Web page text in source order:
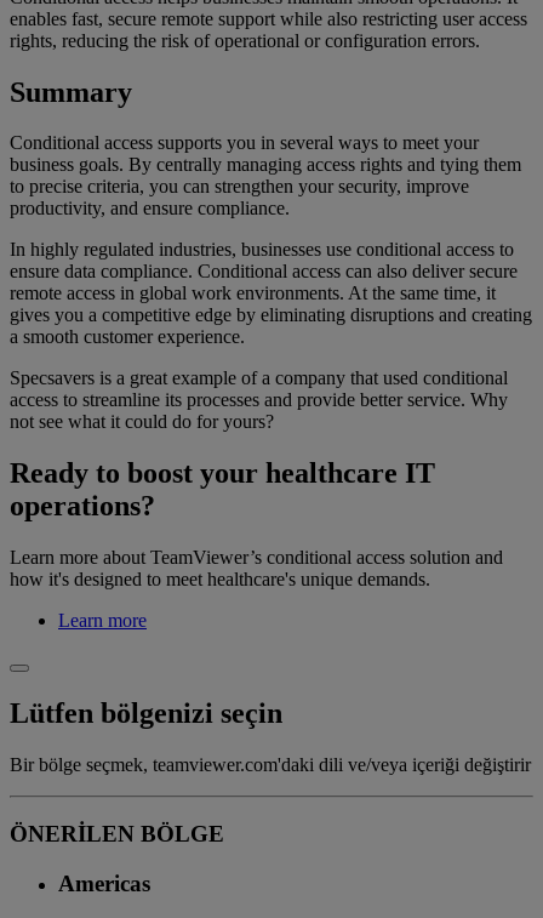
enables fast, secure remote support while also restricting user access
rights, reducing the risk of operational or configuration errors.
Summary
Conditional access supports you in several ways to meet your
business goals. By centrally managing access rights and tying them
to precise criteria, you can strengthen your security, improve
productivity, and ensure compliance.
In highly regulated industries, businesses use conditional access to
ensure data compliance. Conditional access can also deliver secure
remote access in global work environments. At the same time, it
gives you a competitive edge by eliminating disruptions and creating
a smooth customer experience.
Specsavers is a great example of a company that used conditional
access to streamline its processes and provide better service. Why
not see what it could do for yours?
Ready to boost your healthcare IT
operations?
Learn more about TeamViewer’s conditional access solution and
how it's designed to meet healthcare's unique demands.
Learn more
Lütfen bölgenizi seçin
Bir bölge seçmek, teamviewer.com'daki dili ve/veya içeriği değiştirir
ÖNERİLEN BÖLGE
Americas